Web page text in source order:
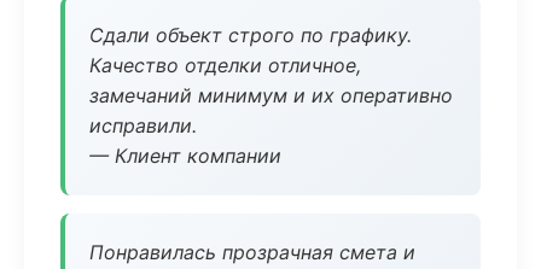
Сдали объект строго по графику.
Качество отделки отличное,
замечаний минимум и их оперативно
исправили.
— Клиент компании
Понравилась прозрачная смета и